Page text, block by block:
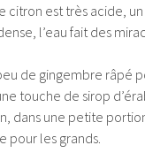
citron est très acide,
l’eau fait des
de gingembre râpé
touche de sirop
dans une petite
pour les grands.